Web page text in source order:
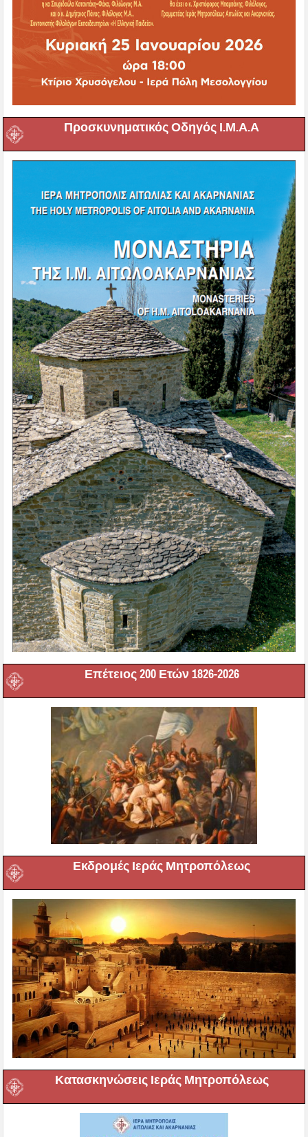
Προσκυνηματικός Οδηγός Ι.Μ.Α.Α
Επέτειος 200 Ετών 1826-2026
Εκδρομές Ιεράς Μητροπόλεως
Κατασκηνώσεις Ιεράς Μητροπόλεως